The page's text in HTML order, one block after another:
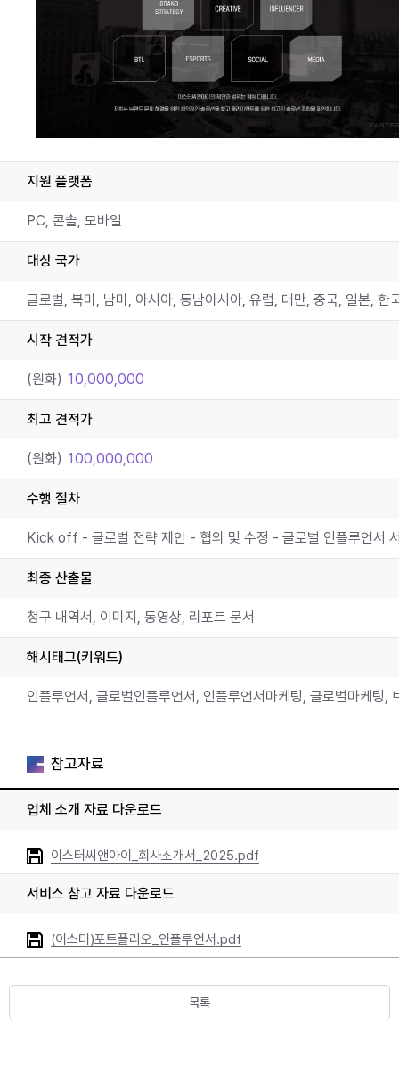
지원 플랫폼
PC, 콘솔, 모바일
대상 국가
글로벌, 북미, 남미, 아시아, 동남아시아, 유럽, 대만, 중국, 일본, 한
시작 견적가
(원화) 10,000,000
최고 견적가
(원화) 100,000,000
수행 절차
Kick off - 글로벌 전략 제안 - 협의 및 수정 - 글로벌 인플루언서
최종 산출물
청구 내역서, 이미지, 동영상, 리포트 문서
해시태그(키워드)
인플루언서, 글로벌인플루언서, 인플루언서마케팅, 글로벌마케팅
참고자료
업체 소개 자료 다운로드
이스터씨앤아이_회사소개서_2025.pdf
서비스 참고 자료 다운로드
(이스터)포트폴리오_인플루언서.pdf
목록